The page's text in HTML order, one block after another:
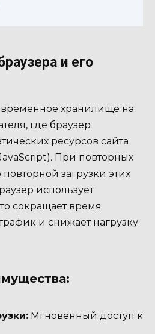
и его
хранилище на
где браузер
ресурсов сайта
При повторных
загрузки этих
использует
сокращает время
и снижает нагрузку
Мгновенный доступ к